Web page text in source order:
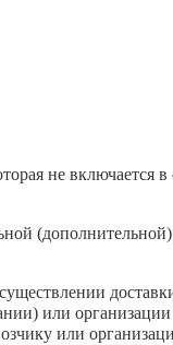
не включается в
или
или